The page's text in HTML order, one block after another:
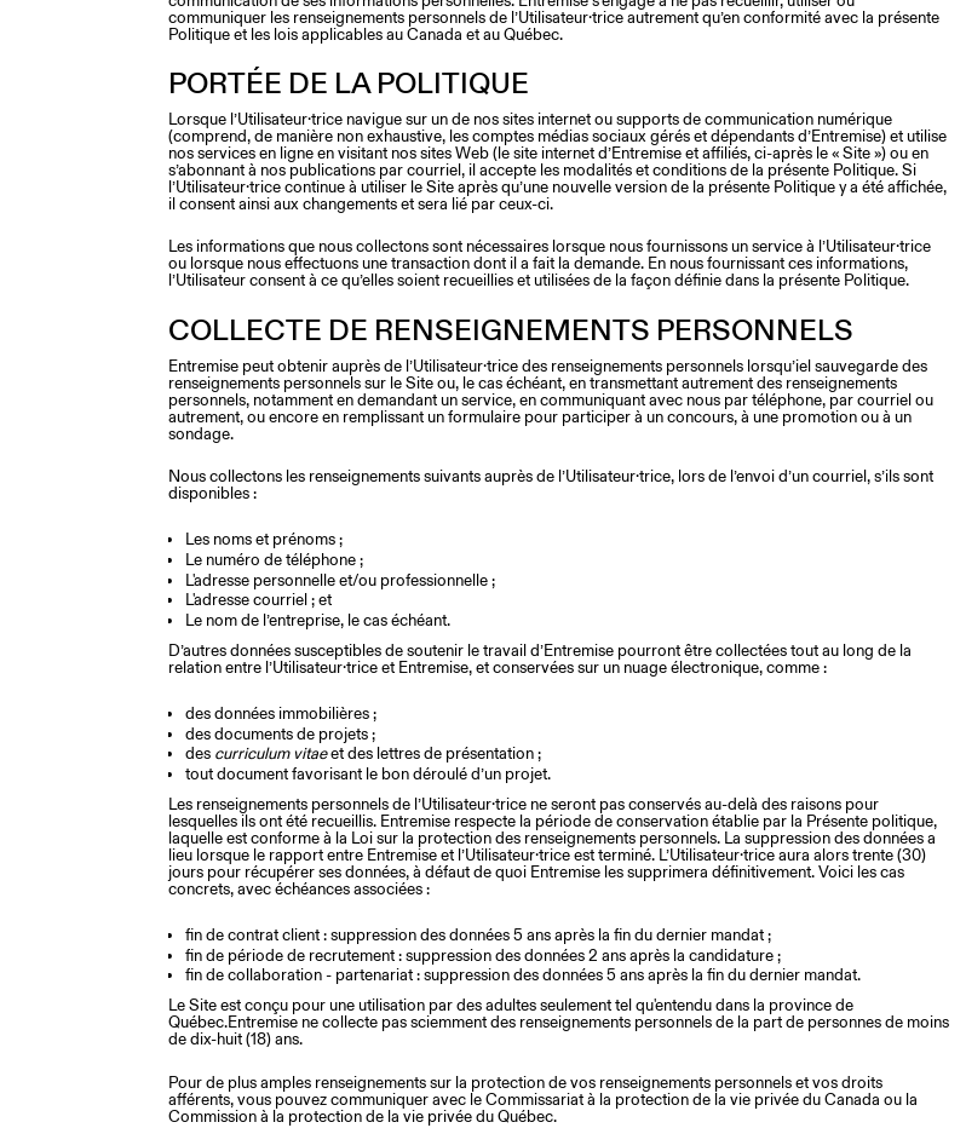
communiquer les renseignements personnels de l’Utilisateur·trice autrement qu’en conformité avec la présente
Politique et les lois applicables au Canada et au Québec.
PORTÉE DE LA POLITIQUE
Lorsque l’Utilisateur·trice navigue sur un de nos sites internet ou supports de communication numérique
(comprend, de manière non exhaustive, les comptes médias sociaux gérés et dépendants d’Entremise) et utilise
nos services en ligne en visitant nos sites Web (le site internet d’Entremise et affiliés, ci-après le « Site ») ou en
s’abonnant à nos publications par courriel, il accepte les modalités et conditions de la présente Politique. Si
l’Utilisateur·trice continue à utiliser le Site après qu’une nouvelle version de la présente Politique y a été affichée,
il consent ainsi aux changements et sera lié par ceux-ci.
Les informations que nous collectons sont nécessaires lorsque nous fournissons un service à l’Utilisateur·trice
ou lorsque nous effectuons une transaction dont il a fait la demande. En nous fournissant ces informations,
l’Utilisateur consent à ce qu’elles soient recueillies et utilisées de la façon définie dans la présente Politique.
COLLECTE DE RENSEIGNEMENTS PERSONNELS
Entremise peut obtenir auprès de l’Utilisateur·trice des renseignements personnels lorsqu’iel sauvegarde des
renseignements personnels sur le Site ou, le cas échéant, en transmettant autrement des renseignements
personnels, notamment en demandant un service, en communiquant avec nous par téléphone, par courriel ou
autrement, ou encore en remplissant un formulaire pour participer à un concours, à une promotion ou à un
sondage.
Nous collectons les renseignements suivants auprès de l’Utilisateur·trice, lors de l’envoi d’un courriel, s’ils sont
disponibles :
Les noms et prénoms ;
Le numéro de téléphone ;
L'adresse personnelle et/ou professionnelle ;
L'adresse courriel ; et
Le nom de l’entreprise, le cas échéant.
D’autres données susceptibles de soutenir le travail d’Entremise pourront être collectées tout au long de la
relation entre l’Utilisateur·trice et Entremise, et conservées sur un nuage électronique, comme :
des données immobilières ;
des documents de projets ;
des curriculum vitaeet des lettres de présentation ;
tout document favorisant le bon déroulé d’un projet.
Les renseignements personnels de l’Utilisateur·trice ne seront pas conservés au-delà des raisons pour
lesquelles ils ont été recueillis. Entremise respecte la période de conservation établie par la Présente politique,
laquelle est conforme à la Loi sur la protection des renseignements personnels. La suppression des données a
lieu lorsque le rapport entre Entremise et l’Utilisateur·trice est terminé. L’Utilisateur·trice aura alors trente (30)
jours pour récupérer ses données, à défaut de quoi Entremise les supprimera définitivement. Voici les cas
concrets, avec échéances associées :
fin de contrat client : suppression des données 5 ans après la fin du dernier mandat ;
fin de période de recrutement : suppression des données 2 ans après la candidature ;
fin de collaboration - partenariat : suppression des données 5 ans après la fin du dernier mandat.
Le Site est conçu pour une utilisation par des adultes seulement tel qu'entendu dans la province de
Québec.Entremise ne collecte pas sciemment des renseignements personnels de la part de personnes de moins
de dix-huit (18) ans.
Pour de plus amples renseignements sur la protection de vos renseignements personnels et vos droits
afférents, vous pouvez communiquer avec le Commissariat à la protection de la vie privée du Canada ou la
Commission à la protection de la vie privée du Québec.